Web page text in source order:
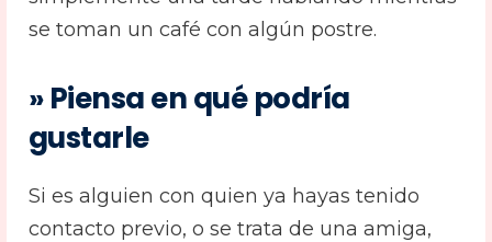
se toman un café con algún postre.
» Piensa en qué podría
gustarle
Si es alguien con quien ya hayas tenido
contacto previo, o se trata de una amiga,